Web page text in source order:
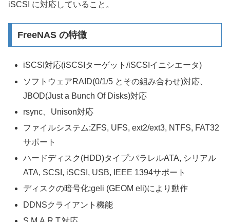
iSCSI に対応していること。
FreeNAS の特徴
iSCSI対応(iSCSIターゲット/iSCSIイニシエータ)
ソフトウェアRAID(0/1/5 とその組み合わせ)対応、
JBOD(Just a Bunch Of Disks)対応
rsync、Unison対応
ファイルシステム:ZFS, UFS, ext2/ext3, NTFS, FAT32
サポート
ハードディスク(HDD)タイプ:パラレルATA, シリアル
ATA, SCSI, iSCSI, USB, IEEE 1394サポート
ディスクの暗号化:geli (GEOM eli)により動作
DDNSクライアント機能